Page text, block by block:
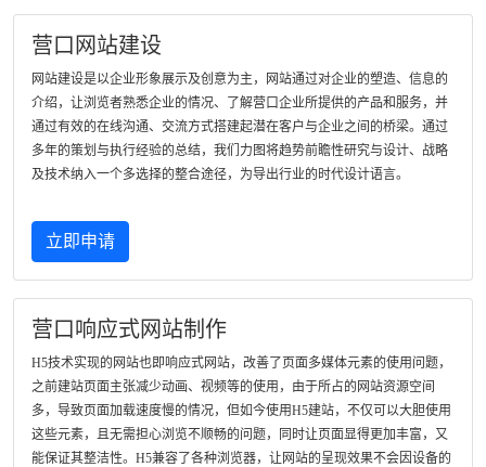
营口网站建设
网站建设是以企业形象展示及创意为主，网站通过对企业的塑造、信息的
介绍，让浏览者熟悉企业的情况、了解营口企业所提供的产品和服务，并
通过有效的在线沟通、交流方式搭建起潜在客户与企业之间的桥梁。通过
多年的策划与执行经验的总结，我们力图将趋势前瞻性研究与设计、战略
及技术纳入一个多选择的整合途径，为导出行业的时代设计语言。
立即申请
营口响应式网站制作
H5技术实现的网站也即响应式网站，改善了页面多媒体元素的使用问题，
之前建站页面主张减少动画、视频等的使用，由于所占的网站资源空间
多，导致页面加载速度慢的情况，但如今使用H5建站，不仅可以大胆使用
这些元素，且无需担心浏览不顺畅的问题，同时让页面显得更加丰富，又
能保证其整洁性。H5兼容了各种浏览器，让网站的呈现效果不会因设备的